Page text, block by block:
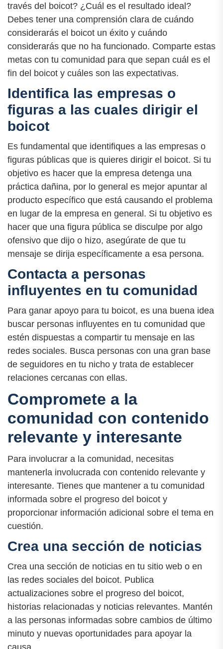
través del boicot? ¿Cuál es el resultado ideal?
Debes tener una comprensión clara de cuándo
considerarás el boicot un éxito y cuándo
considerarás que no ha funcionado. Comparte estas
metas con tu comunidad para que sepan cuál es el
fin del boicot y cuáles son las expectativas.
Identifica las empresas o
figuras a las cuales dirigir el
boicot
Es fundamental que identifiques a las empresas o
figuras públicas que is quieres dirigir el boicot. Si tu
objetivo es hacer que la empresa detenga una
práctica dañina, por lo general es mejor apuntar al
producto específico que está causando el problema
en lugar de la empresa en general. Si tu objetivo es
hacer que una figura pública se disculpe por algo
ofensivo que dijo o hizo, asegúrate de que tu
mensaje se dirija específicamente a esa persona.
Contacta a personas
influyentes en tu comunidad
Para ganar apoyo para tu boicot, es una buena idea
buscar personas influyentes en tu comunidad que
estén dispuestas a compartir tu mensaje en las
redes sociales. Busca personas con una gran base
de seguidores en tu nicho y trata de establecer
relaciones cercanas con ellas.
Compromete a la
comunidad con contenido
relevante y interesante
Para involucrar a la comunidad, necesitas
mantenerla involucrada con contenido relevante y
interesante. Tienes que mantener a tu comunidad
informada sobre el progreso del boicot y
proporcionar información adicional sobre el tema en
cuestión.
Crea una sección de noticias
Crea una sección de noticias en tu sitio web o en
las redes sociales del boicot. Publica
actualizaciones sobre el progreso del boicot,
historias relacionadas y noticias relevantes. Mantén
a las personas informadas sobre cambios de último
minuto y nuevas oportunidades para apoyar la
causa.